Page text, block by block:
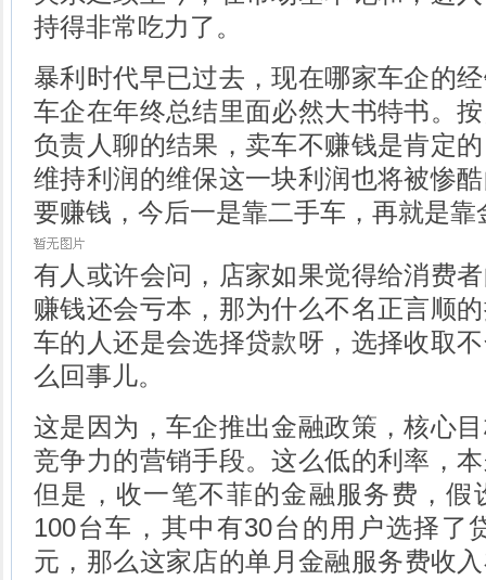
持得非常吃力了。
暴利时代早已过去，现在哪家车企的
车企在年终总结里面必然大书特书。
负责人聊的结果，卖车不赚钱是肯定
维持利润的维保这一块利润也将被惨
要赚钱，今后一是靠二手车，再就是靠
有人或许会问，店家如果觉得给消费
赚钱还会亏本，那为什么不名正言顺
车的人还是会选择贷款呀，选择收取
么回事儿。
这是因为，车企推出金融政策，核心
竞争力的营销手段。这么低的利率，
但是，收一笔不菲的金融服务费，假
100台车，其中有30台的用户选择了
元，那么这家店的单月金融服务费收